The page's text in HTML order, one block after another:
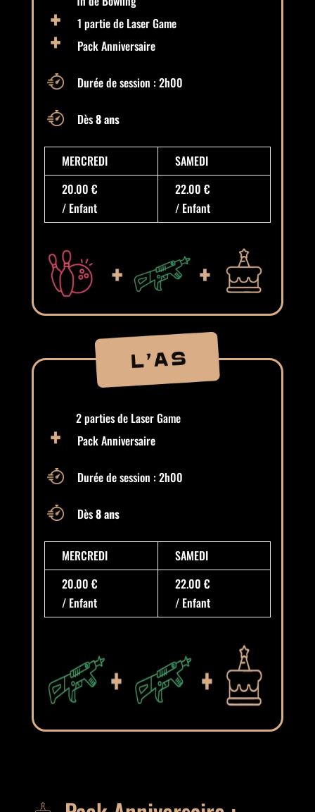
1 partie de Laser Game
Pack Anniversaire
Durée de session : 2h00
Dès8 ans
MERCREDI
SAMEDI
20.00 €
/ Enfant
22.00 €
/ Enfant
2 parties de Laser Game
Pack Anniversaire
Durée de session : 2h00
Dès8 ans
MERCREDI
SAMEDI
20.00 €
/ Enfant
22.00 €
/ Enfant